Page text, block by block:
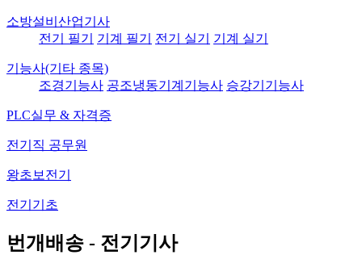
소방설비산업기사
전기 필기
기계 필기 전기 실기 기계 실기
기능사(기타 종목)
조경기능사 공조냉동기계기능사 승강기기능사
PLC실무 & 자격증
전기직 공무원
왕초보전기
전기기초
번개배송 - 전기기사